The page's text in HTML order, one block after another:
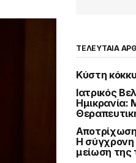
ΤΕΛΕΥΤΑΙΑ
Κύστη
Ιατρικός
Ημικρανία:
Η σύγχρονη
μείωση της